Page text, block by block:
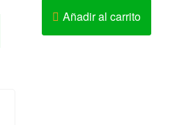
Añadir al carrito